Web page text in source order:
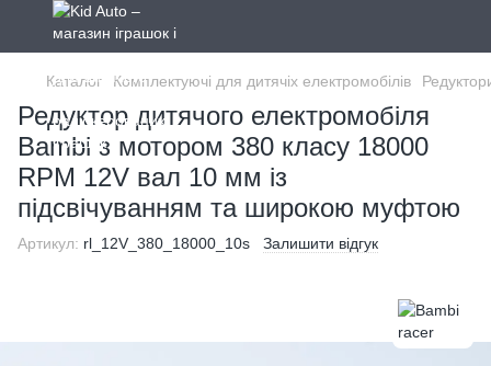
Каталог Комплектуючі для дитячіх електромобілів
Редуктор дитячого електромобіля
Bambi з мотором 380 класу 18000
RPM 12V вал 10 мм із
підсвічуванням та широкою муфтою
Артикул: rl_12V_380_18000_10s Залишити відгук